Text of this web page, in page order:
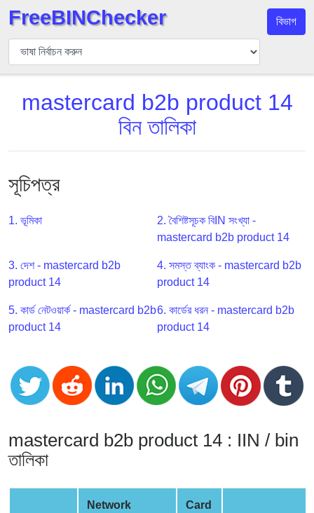
বিন
যাচাইকারী
অনুসন্ধান
এপিআই
Generator
Checker
v2
CC
Generator
Banks
Credit
Validator
Credit
FreeBINChecker বিভাগ
mastercard b2b product 14
বিন তালিকা
সূচিপত্র
1. ভূমিকা
2. বৈশিষ্টসূচক বিIN সংখ্যা -
mastercard b2b product 14
3. দেশ - mastercard b2b
product 14
4. সমস্ত ব্যাংক - mastercard b2b
product 14
5. কার্ড নেটওয়ার্ক - mastercard b2b
product 14
6. কার্ডের ধরন - mastercard b2b
product 14
mastercard b2b product 14 : IIN / bin
তালিকা
Network
Card